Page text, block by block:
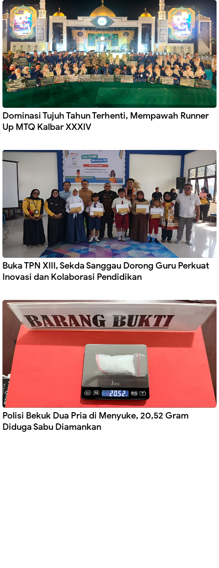
Dominasi Tujuh Tahun Terhenti, Mempawah Runner
Up MTQ Kalbar XXXIV
Buka TPN XIII, Sekda Sanggau Dorong Guru Perkuat
Inovasi dan Kolaborasi Pendidikan
Polisi Bekuk Dua Pria di Menyuke, 20,52 Gram
Diduga Sabu Diamankan